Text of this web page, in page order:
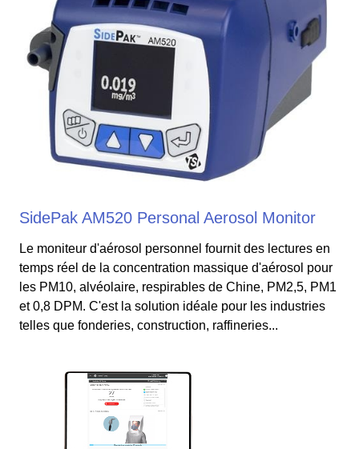
SidePak AM520 Personal Aerosol Monitor
Le moniteur d'aérosol personnel fournit des lectures en
temps réel de la concentration massique d'aérosol pour
les PM10, alvéolaire, respirables de Chine, PM2,5, PM1
et 0,8 DPM. C'est la solution idéale pour les industries
telles que fonderies, construction, raffineries...